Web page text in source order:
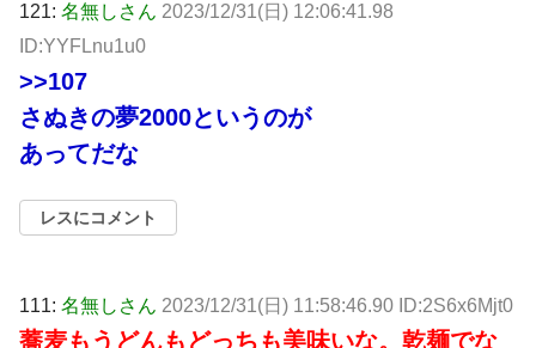
121: 名無しさん 2023/12/31(日) 12:06:41.98
ID:YYFLnu1u0
>>107
さぬきの夢2000というのが
あってだな
レスにコメント
111: 名無しさん 2023/12/31(日) 11:58:46.90 ID:2S6x6Mjt0
蕎麦もうどんもどっちも美味いな。乾麺でな